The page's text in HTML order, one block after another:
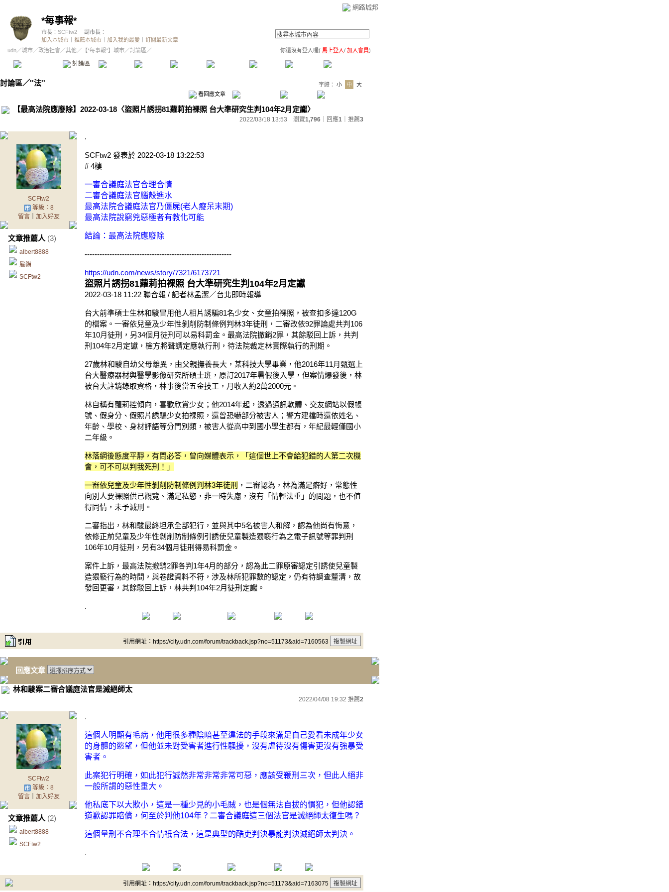
網路城邦
*每事報*
市長： SCFtw2
副市長：
加入本城市
推薦本城市 加入我的最愛
訂閱最新文章
udn／城市／政治社會 ／其他 ／ 【*每事報*】城市／討論區／ 你還沒有登入喔( 馬上登入/ 加入會員)
討論區 精華區 投票區 影像館 公告區 訪客簿 市政中心
討論區／''法'' 字體： 小 中
大
看回應文章
【最高法院應廢除】2022-03-18〈盜照片誘拐81蘿莉拍裸照 台大準研究生判104年2月定讞〉
2022/03/18 13:53 瀏覽1,796 ｜回應1 推薦3
SCFtw2
等級：8
留言｜ 加入好友
文章推薦人 (3)
albert8888
雇貓
SCFtw2
.
SCFtw2 發表於 2022-03-18 13:22:53
# 4樓
一審合議庭法官合理合情
二審合議庭法官腦殼進水
最高法院合議庭法官乃僵屍(老人癡呆末期)
最高法院說窮兇惡極者有教化可能
結論：最高法院應廢除
-----------------------------------------------------------
https://udn.com/news/story/7321/6173721
盜照片誘拐81蘿莉拍裸照 台大準研究生判104年2月定讞
2022-03-18 11:22 聯合報 / 記者林孟潔／台北即時報導
台大前準碩士生林和駿冒用他人相片誘騙81名少女、女童拍裸照，被查扣多達120G
的檔案。一審依兒童及少年性剝削防制條例判林3年徒刑，二審改依92罪論處共判106
年10月徒刑，另34個月徒刑可以易科罰金。最高法院撤銷2罪，其餘駁回上訴，共判
刑104年2月定讞，檢方將聲請定應執行刑，待法院裁定林實際執行的刑期。
27歲林和駿自幼父母離異，由父親撫養長大，某科技大學畢業，他2016年11月甄選上
台大醫療器材與醫學影像研究所碩士班，原訂2017年暑假後入學，但案情爆發後，林
被台大註銷錄取資格，林事後當五金技工，月收入約2萬2000元。
林自稱有蘿莉控傾向，喜歡欣賞少女；他2014年起，透過通訊軟體、交友網站以假帳
號、假身分、假照片誘騙少女拍裸照，還曾恐嚇部分被害人；警方建檔時還依姓名、
年齡、學校、身材評語等分門別類，被害人從高中到國小學生都有，年紀最輕僅國小
二年級。
林落網後態度平靜，有問必答，曾向媒體表示，「這個世上不會給犯錯的人第二次機
會，可不可以判我死刑！」
一審依兒童及少年性剝削防制條例判林3年徒刑 ，二審認為，林為滿足癖好，常態性
向別人要裸照供己觀覽、滿足私慾，非一時失慮，沒有「情輕法重」的問題，也不值
得同情，未予減刑。
二審指出，林和駿最終坦承全部犯行，並與其中5名被害人和解，認為他尚有悔意，
依修正前兒童及少年性剝削防制條例引誘使兒童製造猥褻行為之電子訊號等罪判刑
106年10月徒刑，另有34個月徒刑得易科罰金。
案件上訴，最高法院撤銷2罪各判1年4月的部分，認為此二罪原審認定引誘使兒童製
造猥褻行為的時間，與卷證資料不符，涉及林所犯罪數的認定，仍有待調查釐清，故
發回更審，其餘駁回上訴，林共判104年2月徒刑定讞。
.
引用網址：https://city.udn.com/forum/trackback.jsp?no=51173&aid=7160563
回應文章
林和駿案二審合議庭法官是滅絕師太
2022/04/08 19:32 推薦2
SCFtw2
等級：8
留言｜ 加入好友
文章推薦人 (2)
albert8888
SCFtw2
.
這個人明顯有毛病，他用很多種陰暗甚至違法的手段來滿足自己愛看未成年少女
的身體的慾望，但他並未對受害者進行性騷擾，沒有虐待沒有傷害更沒有強暴受
害者。
此案犯行明確，如此犯行誠然非常非常非常可惡，應該受鞭刑三次，但此人絕非
一般所謂的惡性重大。
他私底下以大欺小，這是一種少見的小毛賊，也是個無法自拔的慣犯，但他認錯
道歉認罪賠償，何至於判他104年？二審合議庭這三個法官是滅絕師太復生嗎？
這個量刑不合理不合情衹合法，這是典型的酷吏判決暴龍判決滅絕師太判決。
.
引用網址：https://city.udn.com/forum/trackback.jsp?no=51173&aid=7163075